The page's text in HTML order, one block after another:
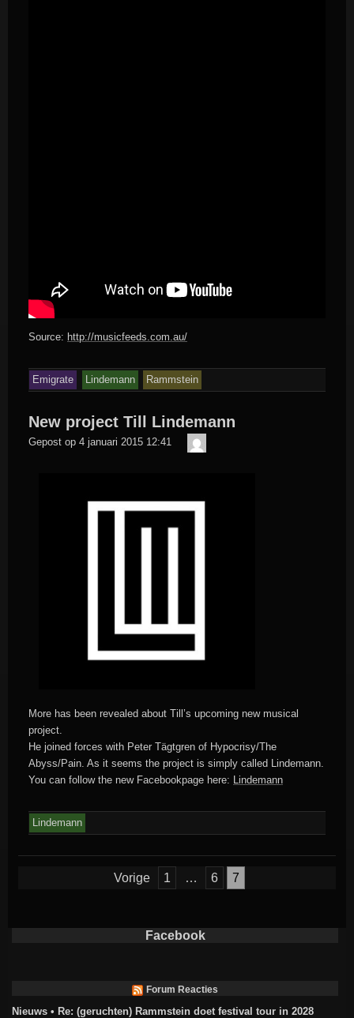
Source: http://musicfeeds.com.au/
Emigrate Lindemann Rammstein
New project Till Lindemann
Gepost op 4 januari 2015 12:41
More has been revealed about Till’s upcoming new musical
project.
He joined forces with Peter Tägtgren of Hypocrisy/The
Abyss/Pain. As it seems the project is simply called Lindemann.
You can follow the new Facebookpage here: Lindemann
Lindemann
Vorige 1 … 6 7
Facebook
Forum Reacties
Nieuws • Re: (geruchten) Rammstein doet festival tour in 2028